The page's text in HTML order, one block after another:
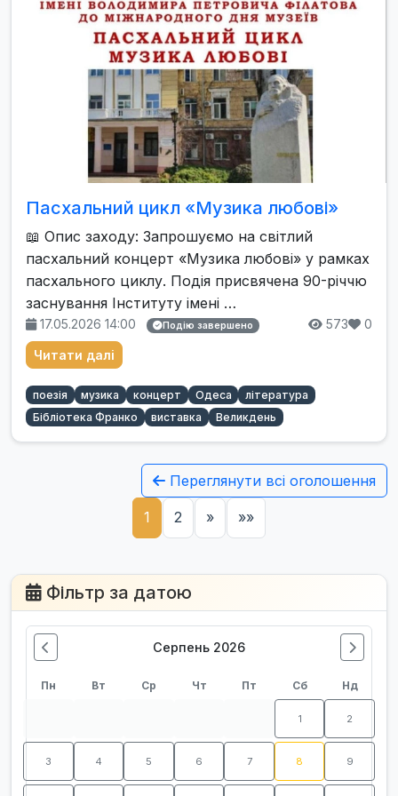
Пасхальний цикл «Музика любові»
📖 Опис заходу: Запрошуємо на світлий
пасхальний концерт «Музика любові» у рамках
пасхального циклу. Подія присвячена 90-річчю
заснування Інституту імені …
17.05.2026 14:00 Подію завершено 573 0
Читати далі
поезія музика концерт Одеса
література
Бібліотека Франко
виставка Великдень
Переглянути всі оголошення
1 2 » »»
Фільтр за датою
Серпень 2026
Пн Вт Ср Чт Пт Сб Нд
1 2
3 4 5 6 7 8 9